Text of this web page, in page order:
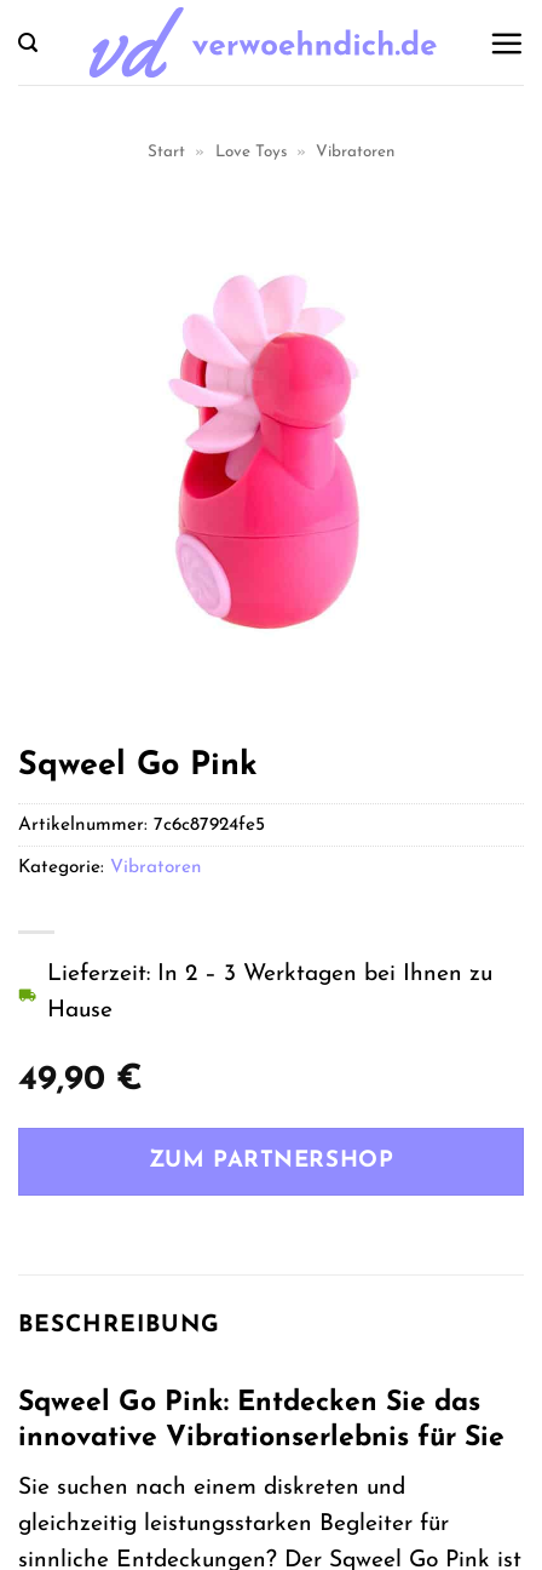
Inhalt
springen
Start » Love Toys » Vibratoren
Sqweel Go Pink
49,90 €
Lieferzeit: In 2 – 3 Werktagen bei Ihnen zu
Hause
ZUM PARTNERSHOP
Artikelnummer: 7c6c87924fe5
Kategorie: Vibratoren
BESCHREIBUNG
Sqweel Go Pink: Entdecken Sie das
innovative Vibrationserlebnis für Sie
Sie suchen nach einem diskreten und
gleichzeitig leistungsstarken Begleiter für
sinnliche Entdeckungen? Der Sqweel Go Pink ist